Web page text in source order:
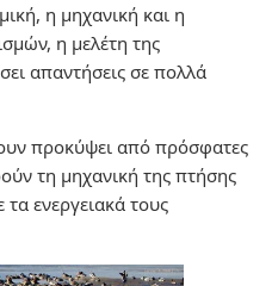
η μηχανική και η
η μελέτη της
απαντήσεις σε πολλά
προκύψει από πρόσφατες
τη μηχανική της πτήσης
ενεργειακά τους